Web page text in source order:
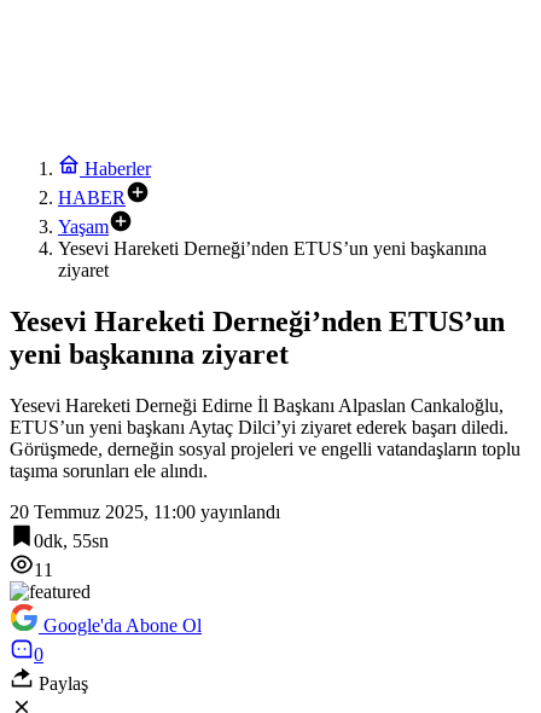
Haberler
HABER
Yaşam
Yesevi Hareketi Derneği’nden ETUS’un yeni başkanına
ziyaret
Yesevi Hareketi Derneği’nden ETUS’un
yeni başkanına ziyaret
Yesevi Hareketi Derneği Edirne İl Başkanı Alpaslan Cankaloğlu,
ETUS’un yeni başkanı Aytaç Dilci’yi ziyaret ederek başarı diledi.
Görüşmede, derneğin sosyal projeleri ve engelli vatandaşların toplu
taşıma sorunları ele alındı.
20 Temmuz 2025, 11:00 yayınlandı
0dk, 55sn
11
Google'da Abone Ol
0
Paylaş